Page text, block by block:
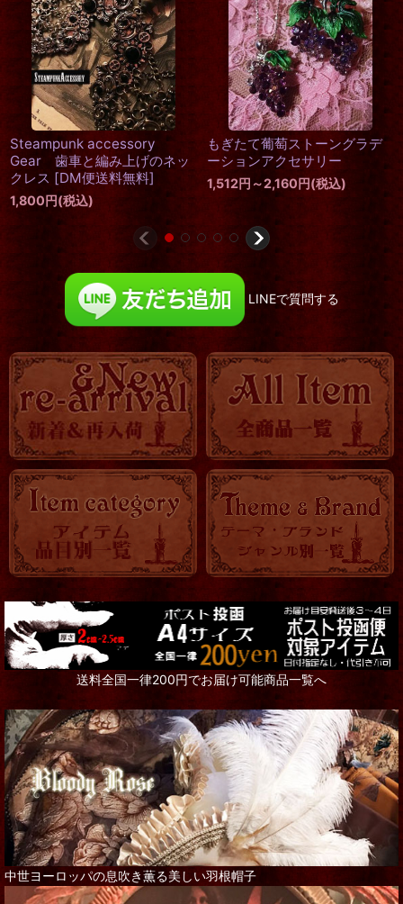
トーングラデ
サリー
円(税込)
メルマガプレゼント ビッグ
リップネックレス
0円(税込)
希望小売価格
800円
古美 アンテ
ピクチャーア
「Antique
1,058 円～
LINEで質問する
送料全国一律200円でお届け可能商品一覧へ
中世ヨーロッパの息吹き薫る美しい羽根帽子